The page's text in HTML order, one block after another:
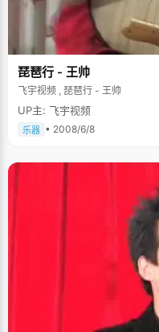
琵琶行 - 王帅
飞宇视频 , 琵琶行 - 王帅
UP主: 飞宇视频
乐器 • 2008/6/8